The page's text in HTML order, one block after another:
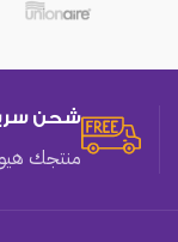
شحن
منتجك